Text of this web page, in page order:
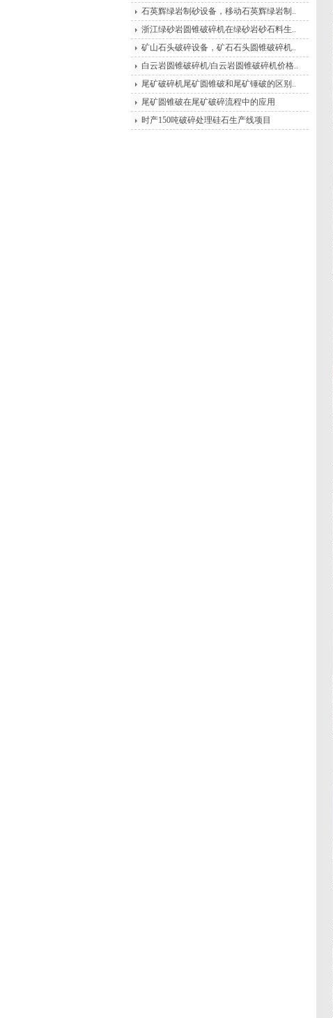
石英辉绿岩制砂设备，移动石英辉绿岩制..
浙江绿砂岩圆锥破碎机在绿砂岩砂石料生..
矿山石头破碎设备，矿石石头圆锥破碎机..
白云岩圆锥破碎机/白云岩圆锥破碎机价格..
尾矿破碎机尾矿圆锥破和尾矿锤破的区别..
尾矿圆锥破在尾矿破碎流程中的应用
时产150吨破碎处理硅石生产线项目